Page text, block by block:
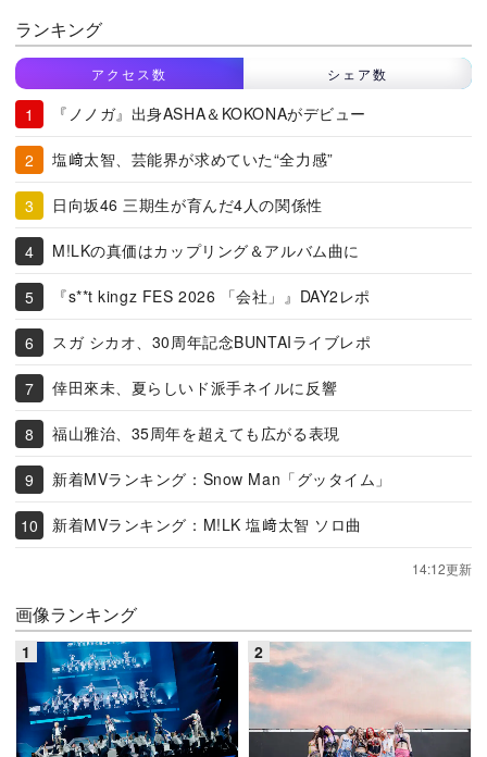
ランキング
アクセス数 シェア数
『ノノガ』出身ASHA＆KOKONAがデビュー
塩﨑太智、芸能界が求めていた“全力感”
日向坂46 三期生が育んだ4人の関係性
M!LKの真価はカップリング＆アルバム曲に
『s**t kingz FES 2026 「会社」』DAY2レポ
スガ シカオ、30周年記念BUNTAIライブレポ
倖田來未、夏らしいド派手ネイルに反響
福山雅治、35周年を超えても広がる表現
新着MVランキング：Snow Man「グッタイム」
新着MVランキング：M!LK 塩﨑太智 ソロ曲
14:12更新
画像ランキング